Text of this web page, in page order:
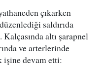
çıkarken
saldırıda
altı şarapnel
ve arterlerinde
işine devam etti: